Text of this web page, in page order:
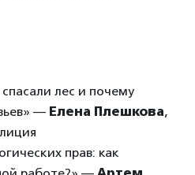
лес и почему
— Елена Плешкова,
прав: как